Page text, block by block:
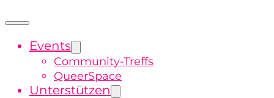
Events
Community-Treffs
QueerSpace
Unterstützen